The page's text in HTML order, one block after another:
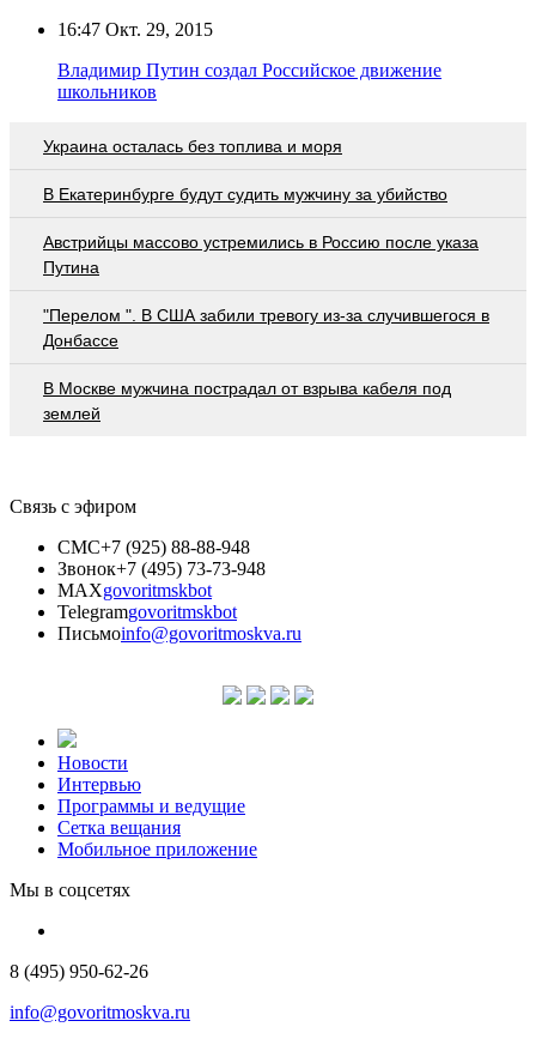
16:47 Окт. 29, 2015
Владимир Путин создал Российское движение
школьников
Украина осталась без топлива и моря
В Екатеринбурге будут судить мужчину за убийство
Австрийцы массово устремились в Россию после указа
Путина
"Перелом ". В США забили тревогу из-за случившегося в
Донбассе
В Москве мужчина пострадал от взрыва кабеля под
землей
Связь с эфиром
СМС+7 (925) 88-88-948
Звонок+7 (495) 73-73-948
MAXgovoritmskbot
Telegramgovoritmskbot
Письмоinfo@govoritmoskva.ru
Новости
Интервью
Программы и ведущие
Сетка вещания
Мобильное приложение
Мы в соцсетях
8 (495) 950-62-26
info@govoritmoskva.ru